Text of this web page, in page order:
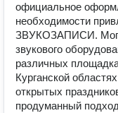
официальное
необходимости
ЗВУКОЗАПИСИ. Могу
звукового
различных
Курганской
открытых
продуманный